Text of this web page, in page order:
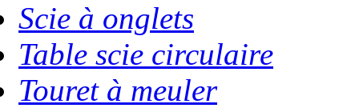
Scie à onglets
Table scie circulaire
Touret à meuler